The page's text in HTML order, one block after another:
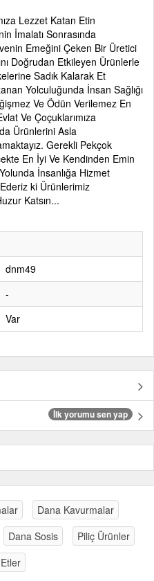
Lezzet Katan Etin
İmalatı Sonrasında
Emeğini Çeken Bir Üretici
Doğrudan Etkileyen Ürünlerle
Sadık Kalarak Et
Yolculuğunda İnsan Sağlığı
Ve Ödün Verilemez En
Ve Çoçuklarımıza
Ürünlerini Asla
Gerekli Pekçok
En İyi Ve Kendinden Emin
İnsanlığa Hizmet
ki Ürünlerimiz
Katsın...
dnm49
-
Var
İlk yorumu sen yap
Dana Kavurmalar
Dana Sosis
Piliç Ürünler